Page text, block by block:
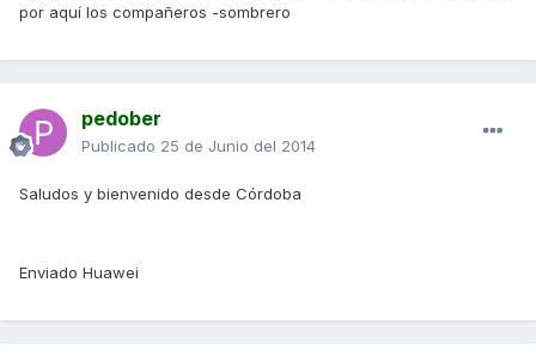
por aquí los compañeros -sombrero
pedober
Publicado 25 de Junio del 2014
Saludos y bienvenido desde Córdoba
Enviado Huawei